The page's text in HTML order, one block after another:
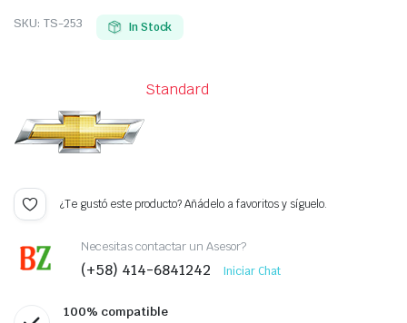
SKU: TS-253 In Stock
Standard
¿Te gustó este producto? Añádelo a favoritos y síguelo.
Necesitas contactar un Asesor?
(+58) 414-6841242 Iniciar Chat
100% compatible